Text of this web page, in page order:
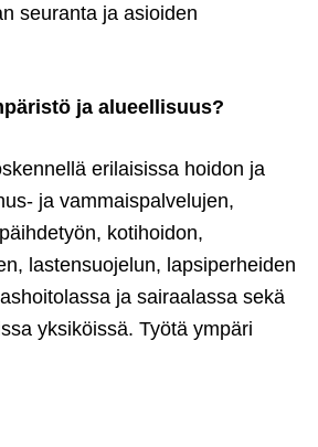
seuranta ja asioiden
ja alueellisuus?
erilaisissa hoidon ja
ja vammaispalvelujen,
kotihoidon,
lastensuojelun, lapsiperheiden
ja sairaalassa sekä
yksiköissä. Työtä ympäri